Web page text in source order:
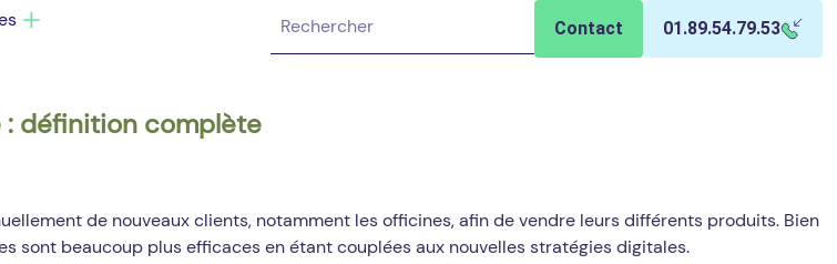
Contact 01.89.54.79.53
: définition complète
de nouveaux clients, notamment les officines, afin de vendre leurs différents produits. Bien
sont beaucoup plus efficaces en étant couplées aux nouvelles stratégies digitales.